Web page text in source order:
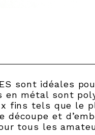
sont idéales
en métal sont
fins tels que le
découpe et
tous les